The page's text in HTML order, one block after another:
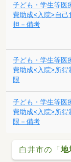
子ども・学生等医
費助成<入院>自己
担－備考
子ども・学生等医
費助成<入院>所得
限
子ども・学生等医
費助成<入院>所得
限－備考
白井市の「地